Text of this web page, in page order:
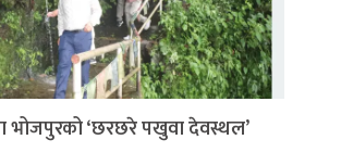
भोजपुरको ‘छरछरे पखुवा देवस्थल’